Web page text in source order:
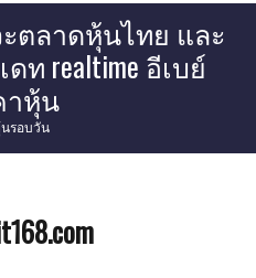
ตลาดหุ้นไทย และ
ท realtime อีเบย์
าหุ้น
รอบวัน